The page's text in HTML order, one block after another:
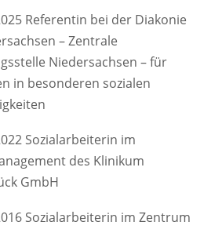
Referentin bei der Diakonie
– Zentrale
Niedersachsen – für
in besonderen sozialen
Sozialarbeiterin im
des Klinikum
GmbH
Sozialarbeiterin im Zentrum